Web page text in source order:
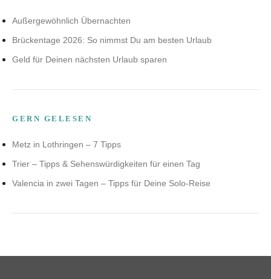
Außergewöhnlich Übernachten
Brückentage 2026: So nimmst Du am besten Urlaub
Geld für Deinen nächsten Urlaub sparen
GERN GELESEN
Metz in Lothringen – 7 Tipps
Trier – Tipps & Sehenswürdigkeiten für einen Tag
Valencia in zwei Tagen – Tipps für Deine Solo-Reise